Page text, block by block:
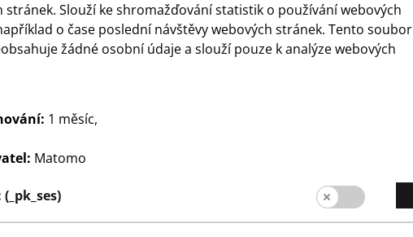
2 různé
stránek. Slouží ke shromažďování statistik o používání webových
o čase poslední návštěvy webových stránek. Tento soubor
žádné osobní údaje a slouží pouze k analýze webových
1 měsíc,
Matomo